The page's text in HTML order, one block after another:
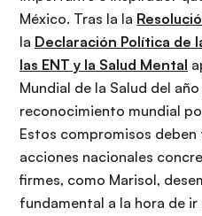
México. Tras la la
la Declaración Política de
las ENT y la Salud Mental
Mundial de la Salud del
reconocimiento mundial
Estos compromisos
acciones nacionales
firmes, como Marisol,
fundamental a la hora de ir